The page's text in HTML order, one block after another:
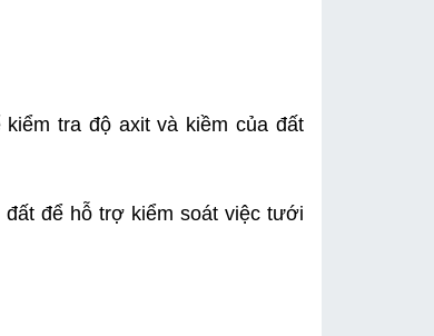
tra độ axit và kiềm của đất
để hỗ trợ kiểm soát việc tưới